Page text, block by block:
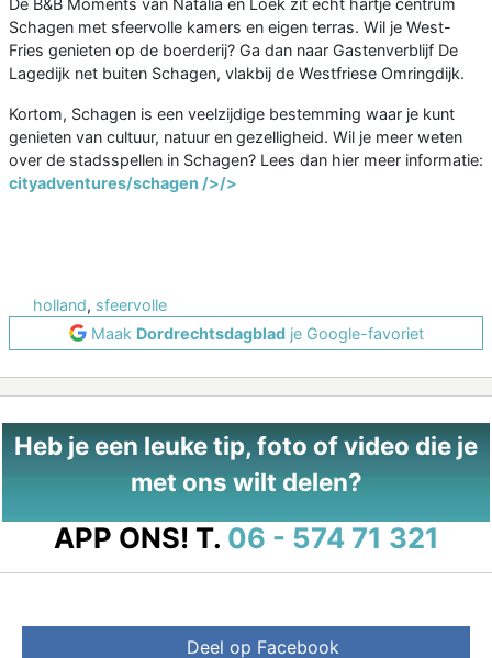
Schagen met sfeervolle kamers en eigen terras. Wil je West-
Fries genieten op de boerderij? Ga dan naar Gastenverblijf De
Lagedijk net buiten Schagen, vlakbij de Westfriese Omringdijk.
Kortom, Schagen is een veelzijdige bestemming waar je kunt
genieten van cultuur, natuur en gezelligheid. Wil je meer weten
over de stadsspellen in Schagen? Lees dan hier meer informatie:
cityadventures/schagen />/>
holland, sfeervolle
Maak Dordrechtsdagbladje Google-favoriet
Heb je een leuke tip, foto of video die je
met ons wilt delen?
APP ONS! T. 06 - 574 71 321
Deel op Facebook